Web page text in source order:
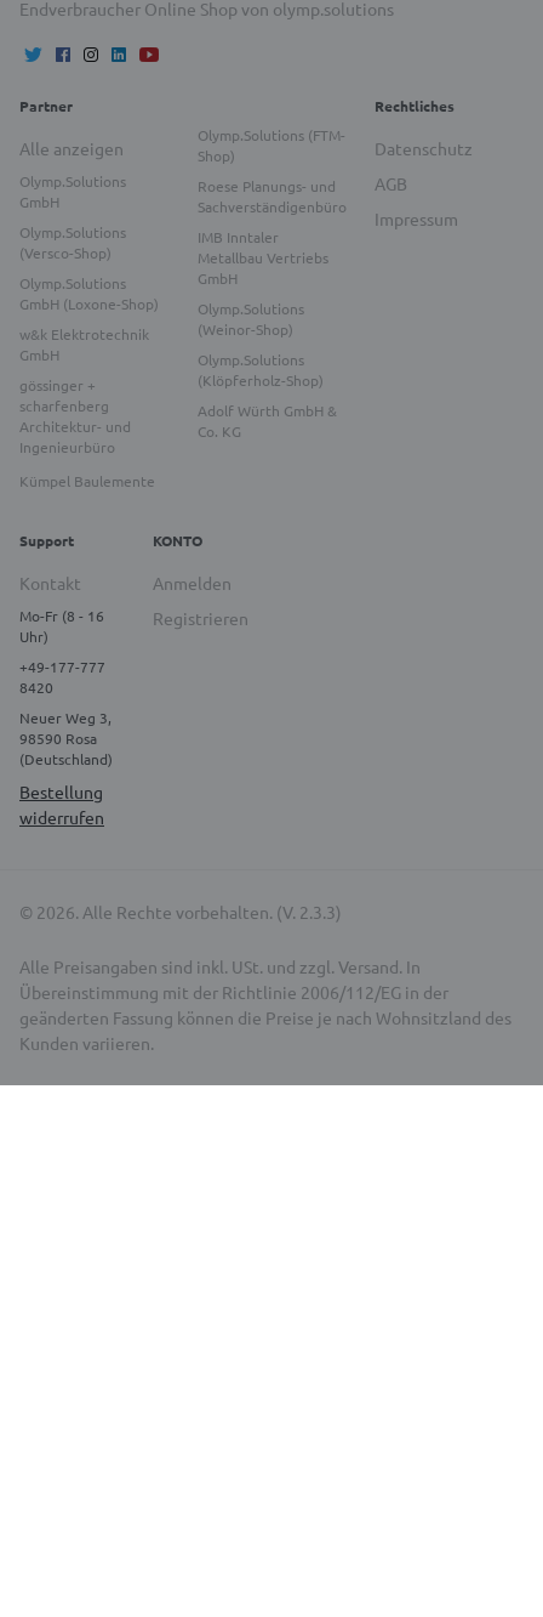
Endverbraucher Online Shop von olymp.solutions
Partner
Alle anzeigen
Olymp.Solutions
GmbH
Olymp.Solutions
(Versco-Shop)
Olymp.Solutions
GmbH (Loxone-Shop)
w&k Elektrotechnik
GmbH
gössinger +
scharfenberg
Architektur- und
Ingenieurbüro
Kümpel Baulemente
Olymp.Solutions (FTM-
Shop)
Roese Planungs- und
Sachverständigenbüro
IMB Inntaler
Metallbau Vertriebs
GmbH
Olymp.Solutions
(Weinor-Shop)
Olymp.Solutions
(Klöpferholz-Shop)
Adolf Würth GmbH &
Co. KG
Rechtliches
Datenschutz
AGB
Impressum
Support
Kontakt
Mo-Fr (8 - 16
Uhr)
+49-177-777
8420
Neuer Weg 3,
98590 Rosa
(Deutschland)
Bestellung
widerrufen
KONTO
Anmelden
Registrieren
© 2026. Alle Rechte vorbehalten. (V. 2.3.3)
Alle Preisangaben sind inkl. USt. und zzgl. Versand. In
Übereinstimmung mit der Richtlinie 2006/112/EG in der
geänderten Fassung können die Preise je nach Wohnsitzland des
Kunden variieren.